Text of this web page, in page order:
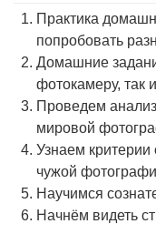
Практика
попробовать
Домашние
фотокамеру, так
Проведем
мировой
Узнаем критерии
чужой
Научимся
Начнём видеть